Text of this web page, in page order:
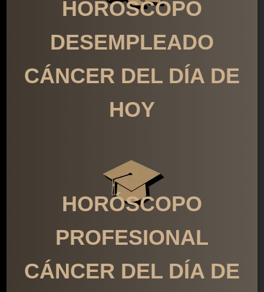
HORÓSCOPO
DESEMPLEADO
CÁNCER DEL DÍA DE
HOY
HORÓSCOPO
PROFESIONAL
CÁNCER DEL DÍA DE